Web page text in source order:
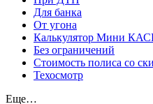
Для банка
От угона
Калькулятор Мини
Без ограничений
Стоимость полиса со
Техосмотр
Еще…